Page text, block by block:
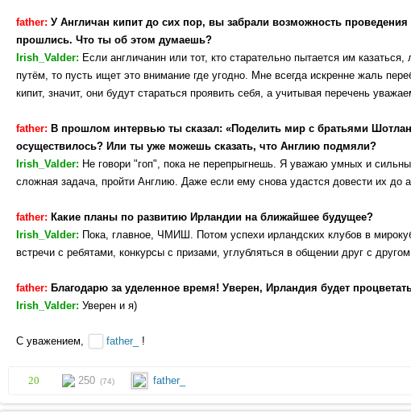
father: У Англичан кипит до сих пор, вы забрали возможность
прошлись. Что ты об этом думаешь?
Irish_Valder: Если англичанин или тот, кто старательно пытается им
путём, то пусть ищет это внимание где угодно. Мне всегда искренне жаль
кипит, значит, они будут стараться проявить себя, а учитывая перечень
father: В прошлом интервью ты сказал: «Поделить мир с братьями
осуществилось? Или ты уже можешь сказать, что Англию подмяли?
Irish_Valder: Не говори "гоп", пока не перепрыгнешь. Я уважаю умных и
сложная задача, пройти Англию. Даже если ему снова удастся довести их до
father: Какие планы по развитию Ирландии на ближайшее будущее?
Irish_Valder: Пока, главное, ЧМИШ. Потом успехи ирландских клубов в
встречи с ребятами, конкурсы с призами, углубляться в общении друг с другом
father: Благодарю за уделенное время! Уверен, Ирландия будет
Irish_Valder: Уверен и я)
С уважением, father_ !
20 250 (74) father_